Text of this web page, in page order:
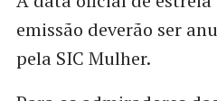
emissão deverão ser
pela SIC Mulher.